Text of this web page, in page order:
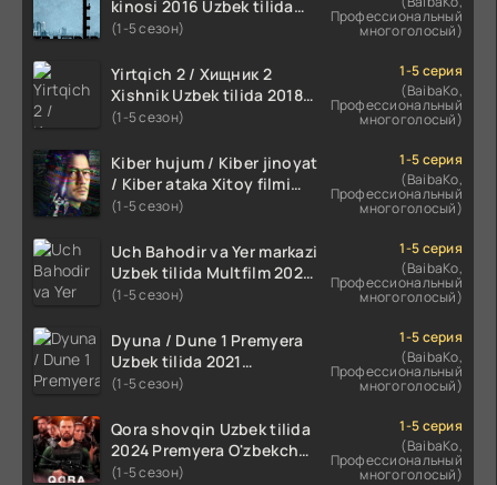
kinosi 2016 Uzbek tilida
tarjima film HD
(1-5 сезон)
Профессиональный
многоголосый)
Yirtqich 2 / Хищник 2
Xishnik Uzbek tilida 2018-
2024 O'zbekcha tarjima
(1-5 сезон)
1-5 серия
(BaibaKo,
Профессиональный
многоголосый)
Kiber hujum / Kiber jinoyat
/ Kiber ataka Xitoy filmi
Uzbek tilida O'zbekcha
HD skachat
(1-5 сезон)
1-5 серия
(BaibaKo,
Профессиональный
многоголосый)
Uch Bahodir va Yer markazi
Uzbek tilida Multfilm 2025
tarjima HD skachat
(1-5 сезон)
1-5 серия
(BaibaKo,
Профессиональный
многоголосый)
Dyuna / Dune 1 Premyera
Uzbek tilida 2021
O'zbekcha tarjima kino HD
(1-5 сезон)
1-5 серия
(BaibaKo,
Профессиональный
многоголосый)
Qora shovqin Uzbek tilida
2024 Premyera O'zbekcha
tarjima kino HD skachat
(1-5 сезон)
1-5 серия
(BaibaKo,
Профессиональный
многоголосый)